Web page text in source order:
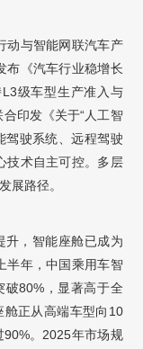
动与智能网联汽车产
布《汽车行业稳增长
级车型生产准入与
印发《关于“人工智
驾驶系统、远程驾驶
技术自主可控。多层
展路径。
升，智能座舱已成为
半年，中国乘用车智
破80%，显著高于全
舱正从高端车型向10
。2025年市场规